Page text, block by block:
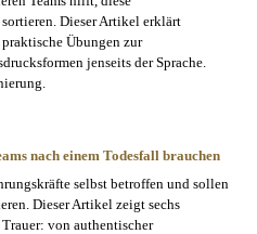
Dieser Artikel erklärt
Übungen zur
jenseits der Sprache.
nach einem Todesfall brauchen
selbst betroffen und sollen
Dieser Artikel zeigt sechs
von authentischer